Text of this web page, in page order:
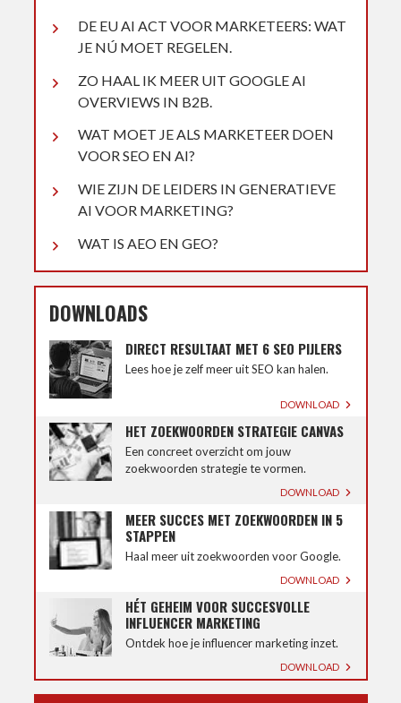
DE EU AI ACT VOOR MARKETEERS: WAT
JE NÚ MOET REGELEN.
ZO HAAL IK MEER UIT GOOGLE AI
OVERVIEWS IN B2B.
WAT MOET JE ALS MARKETEER DOEN
VOOR SEO EN AI?
WIE ZIJN DE LEIDERS IN GENERATIEVE
AI VOOR MARKETING?
WAT IS AEO EN GEO?
DOWNLOADS
DIRECT RESULTAAT MET 6 SEO PIJLERS
Lees hoe je zelf meer uit SEO kan halen.
DOWNLOAD
HET ZOEKWOORDEN STRATEGIE CANVAS
Een concreet overzicht om jouw
zoekwoorden strategie te vormen.
DOWNLOAD
MEER SUCCES MET ZOEKWOORDEN IN 5
STAPPEN
Haal meer uit zoekwoorden voor Google.
DOWNLOAD
HÉT GEHEIM VOOR SUCCESVOLLE
INFLUENCER MARKETING
Ontdek hoe je influencer marketing inzet.
DOWNLOAD